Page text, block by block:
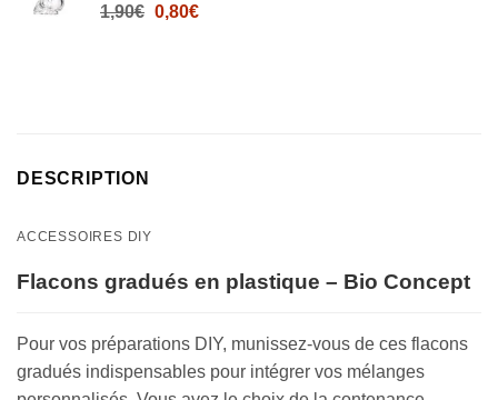
1,90€ Le
0,80€Le
DESCRIPTION
ACCESSOIRES DIY
Flacons gradués en plastique – Bio Concept
Pour vos préparations DIY, munissez-vous de ces flacons
gradués indispensables pour intégrer vos mélanges